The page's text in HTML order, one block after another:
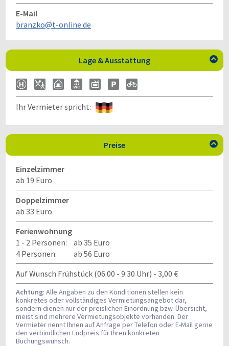
E-Mail
branzko@t-online.de
Lage & Ausstattung 
Ihr Vermieter spricht:
Preise 
Einzelzimmer
ab 19 Euro
Doppelzimmer
ab 33 Euro
Ferienwohnung
1 - 2 Personen:
ab 35 Euro
4 Personen:
ab 56 Euro
Auf Wunsch Frühstück (06:00 - 9:30 Uhr) - 3,00 €
Achtung: Alle Angaben zu den Konditionen stellen kein
konkretes oder vollständiges Vermietungsangebot dar,
sondern dienen nur der preislichen Einordnung bzw. Übersicht,
meist sind mehrere Vermietungsobjekte vorhanden. Der
Vermieter nennt Ihnen auf Anfrage per Telefon oder E-Mail gerne
den verbindlichen Endpreis für Ihren konkreten
Buchungswunsch.